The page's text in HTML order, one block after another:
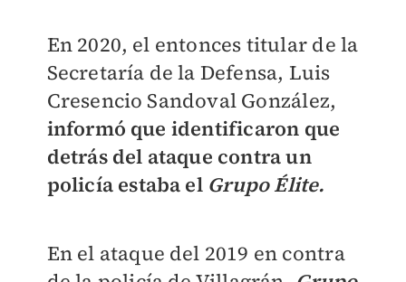
En 2020, el entonces titular de la
Secretaría de la Defensa, Luis
Cresencio Sandoval González,
informó que identificaron que
detrás del ataque contra un
policía estaba el Grupo Élite.
En el ataque del 2019 en contra